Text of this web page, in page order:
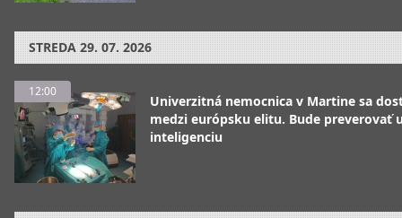
STREDA 29. 07. 2026
12:00
Univerzitná nemocnica v Martine sa
medzi európsku elitu. Bude preverovať
inteligenciu